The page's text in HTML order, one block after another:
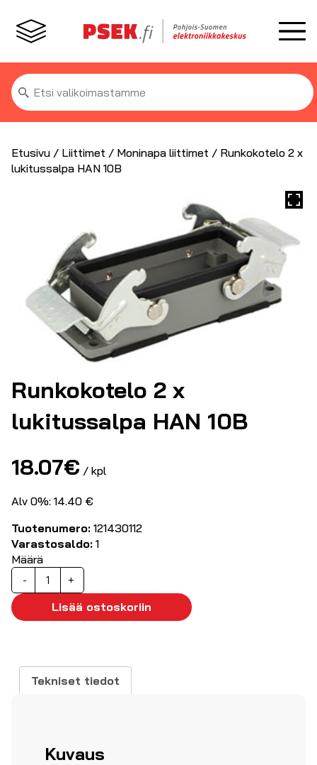
Etsi:
Etusivu / Liittimet / Moninapa liittimet / Runkokotelo 2 x
lukitussalpa HAN 10B
Runkokotelo 2 x
lukitussalpa HAN 10B
18.07€ / kpl
Alv 0%: 14.40 €
Tuotenumero: 121430112
Varastosaldo: 1
Määrä
-
Runkokotelo
2
lukitussalpa
määrä
+
Lisää ostoskoriin
Tekniset tiedot
Kuvaus